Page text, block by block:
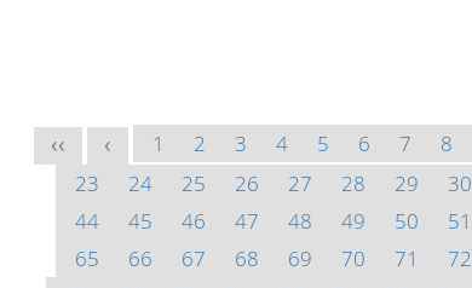
<< < 1 2 3 4 5 6 7 8
23
24 25 26 27 28 29 30
44
45 46 47 48 49 50 51
65
66 67 68 69 70 71 72